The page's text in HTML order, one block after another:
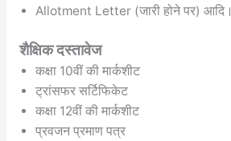
Allotment Letter (जारी होने पर) आदि।
शैक्षिक दस्तावेज
कक्षा 10वीं की मार्कशीट
ट्रांसफर सर्टिफिकेट
कक्षा 12वीं की मार्कशीट
प्रवजन प्रमाण पत्र